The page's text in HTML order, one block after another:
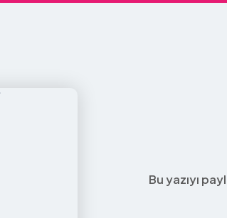
Bu yazıyı